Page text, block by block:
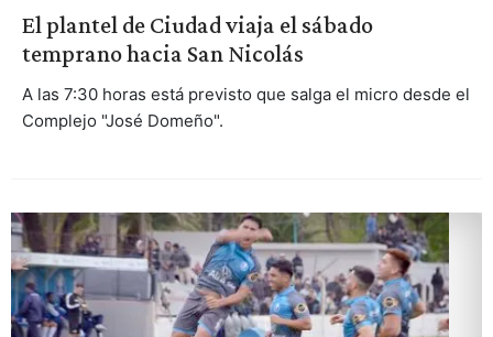
El plantel de Ciudad viaja el sábado
temprano hacia San Nicolás
A las 7:30 horas está previsto que salga el micro desde el
Complejo "José Domeño".